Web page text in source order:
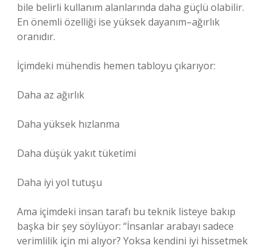
bile belirli kullanım alanlarında daha güçlü olabilir.
En önemli özelliği ise yüksek dayanım–ağırlık
oranıdır.
İçimdeki mühendis hemen tabloyu çıkarıyor:
Daha az ağırlık
Daha yüksek hızlanma
Daha düşük yakıt tüketimi
Daha iyi yol tutuşu
Ama içimdeki insan tarafı bu teknik listeye bakıp
başka bir şey söylüyor: “İnsanlar arabayı sadece
verimlilik için mi alıyor? Yoksa kendini iyi hissetmek